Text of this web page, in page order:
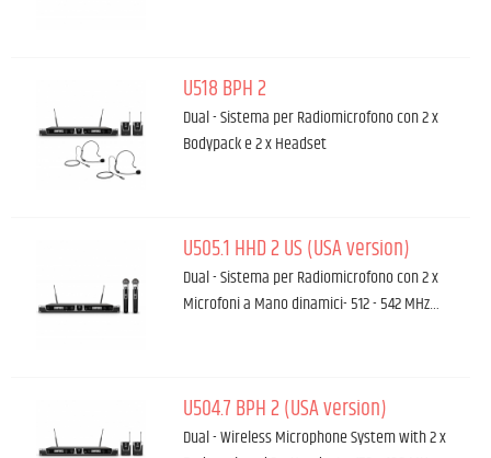
U518 BPH 2
Dual - Sistema per Radiomicrofono con 2 x
Bodypack e 2 x Headset
U505.1 HHD 2 US (USA version)
Dual - Sistema per Radiomicrofono con 2 x
Microfoni a Mano dinamici- 512 - 542 MHz…
U504.7 BPH 2 (USA version)
Dual - Wireless Microphone System with 2 x